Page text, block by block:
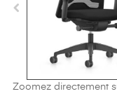
Zoomez directement